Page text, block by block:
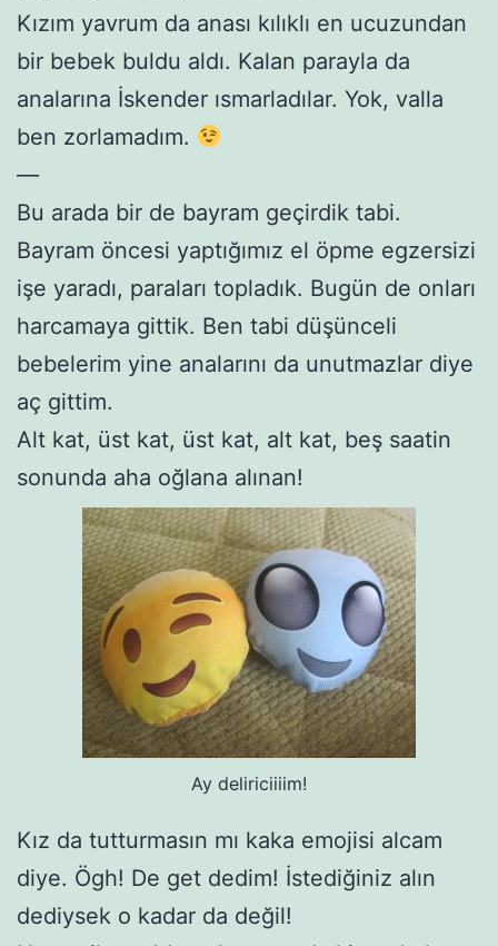
Kızım yavrum da anası kılıklı en ucuzundan
bir bebek buldu aldı. Kalan parayla da
analarına İskender ısmarladılar. Yok, valla
ben zorlamadım.
—
Bu arada bir de bayram geçirdik tabi.
Bayram öncesi yaptığımız el öpme egzersizi
işe yaradı, paraları topladık. Bugün de onları
harcamaya gittik. Ben tabi düşünceli
bebelerim yine analarını da unutmazlar diye
aç gittim.
Alt kat, üst kat, üst kat, alt kat, beş saatin
sonunda aha oğlana alınan!
Ay deliriciiiim!
Kız da tutturmasın mı kaka emojisi alcam
diye. Ögh! De get dedim! İstediğiniz alın
dediysek o kadar da değil!